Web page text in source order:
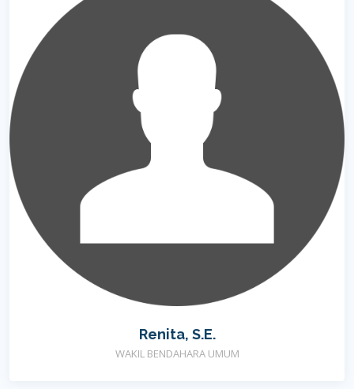
Renita, S.E.
WAKIL BENDAHARA UMUM